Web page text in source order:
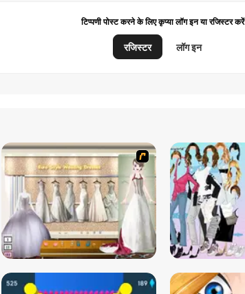
टिप्पणी पोस्ट करने के लिए कृप्या लॉग इन या रजिस्टर करें
रजिस्टर लॉग इन